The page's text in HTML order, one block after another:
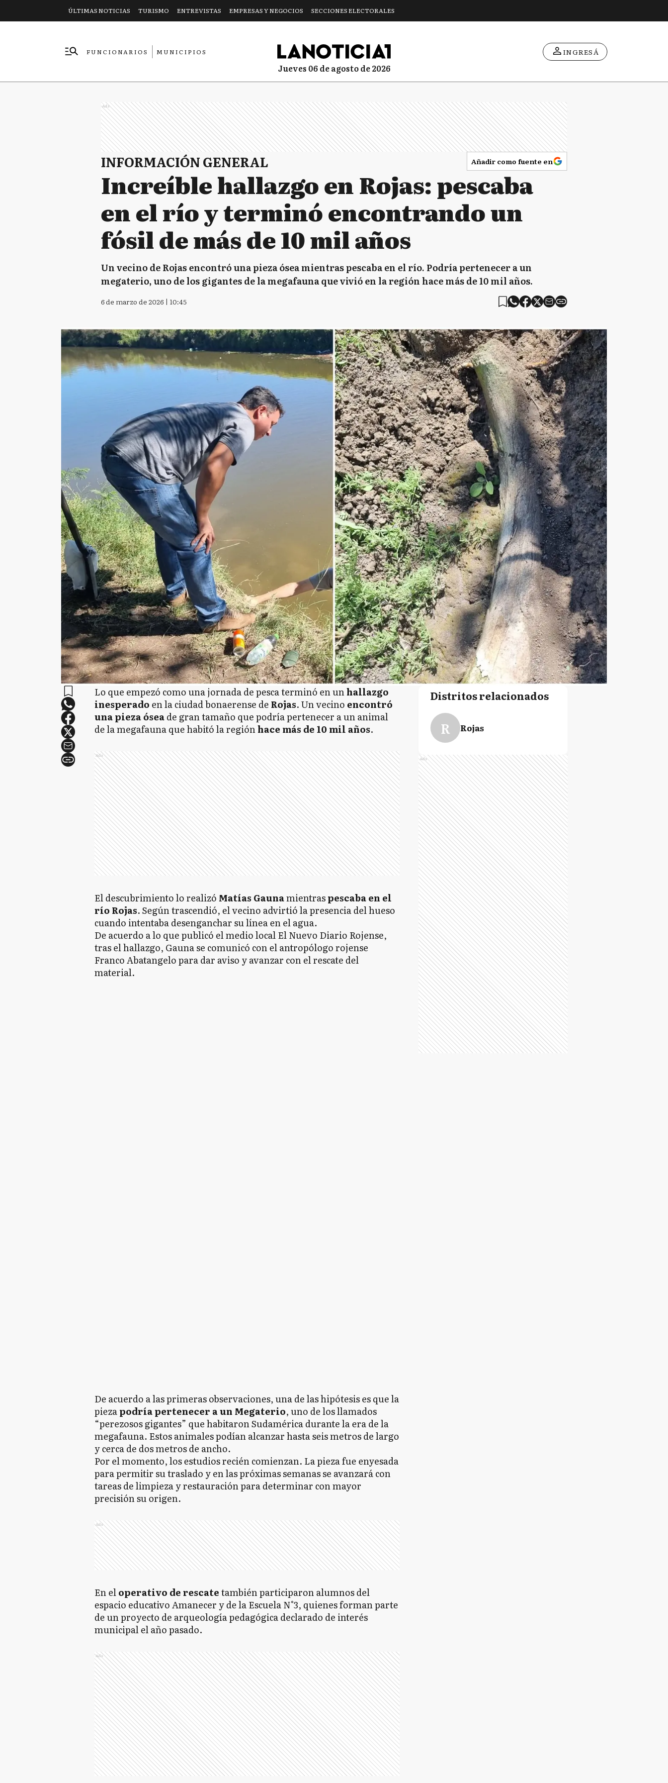
ÚLTIMAS NOTICIAS TURISMO ENTREVISTAS EMPRESAS Y NEGOCIOS SECCIONES ELECTORALES
FUNCIONARIOS
MUNICIPIOS
jueves 06 de agosto de 2026
INGRESÁ
Ads
INFORMACIÓN GENERAL Añadir como fuente en
Increíble hallazgo en Rojas: pescaba
en el río y terminó encontrando un
fósil de más de 10 mil años
Un vecino de Rojas encontró una pieza ósea mientras pescaba en el río. Podría pertenecer a un
megaterio, uno de los gigantes de la megafauna que vivió en la región hace más de 10 mil años.
6 de marzo de 2026 | 10:45
Lo que empezó como una jornada de pesca terminó en unhallazgo
inesperado en la ciudad bonaerense de Rojas. Un vecino encontró
una pieza óseade gran tamaño que podría pertenecer a un animal
de la megafauna que habitó la regiónhace más de 10 mil años.
Ads
El descubrimiento lo realizó Matías Gaunamientraspescaba en el
río Rojas. Según trascendió, el vecino advirtió la presencia del hueso
cuando intentaba desenganchar su línea en el agua.
De acuerdo a lo que publicó el medio local El Nuevo Diario Rojense,
tras el hallazgo, Gauna se comunicó con el antropólogo rojense
Franco Abatangelo para dar aviso y avanzar con el rescate del
material.
De acuerdo a las primeras observaciones, una de las hipótesis es que la
piezapodría pertenecer a un Megaterio, uno de los llamados
“perezosos gigantes” que habitaron Sudamérica durante la era de la
megafauna. Estos animales podían alcanzar hasta seis metros de largo
y cerca de dos metros de ancho.
Por el momento, los estudios recién comienzan. La pieza fue enyesada
para permitir su traslado y en las próximas semanas se avanzará con
tareas de limpieza y restauración para determinar con mayor
precisión su origen.
Ads
En eloperativo de rescatetambién participaron alumnos del
espacio educativo Amanecer y de la Escuela N°3, quienes forman parte
de un proyecto de arqueología pedagógica declarado de interés
municipal el año pasado.
Ads
Distritos relacionados
R Rojas
Ads